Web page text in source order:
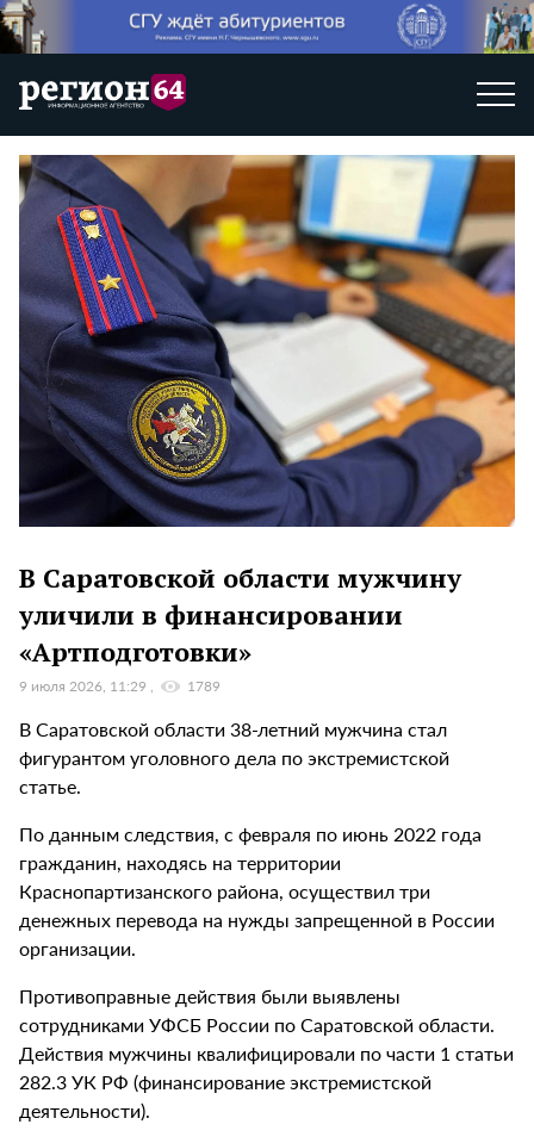
В Саратовской области мужчину
уличили в финансировании
«Артподготовки»
9 июля 2026, 11:29 1789
В Саратовской области 38-летний мужчина стал
фигурантом уголовного дела по экстремистской
статье.
По данным следствия, с февраля по июнь 2022 года
гражданин, находясь на территории
Краснопартизанского района, осуществил три
денежных перевода на нужды запрещенной в России
организации.
Противоправные действия были выявлены
сотрудниками УФСБ России по Саратовской области.
Действия мужчины квалифицировали по части 1 статьи
282.3 УК РФ (финансирование экстремистской
деятельности).